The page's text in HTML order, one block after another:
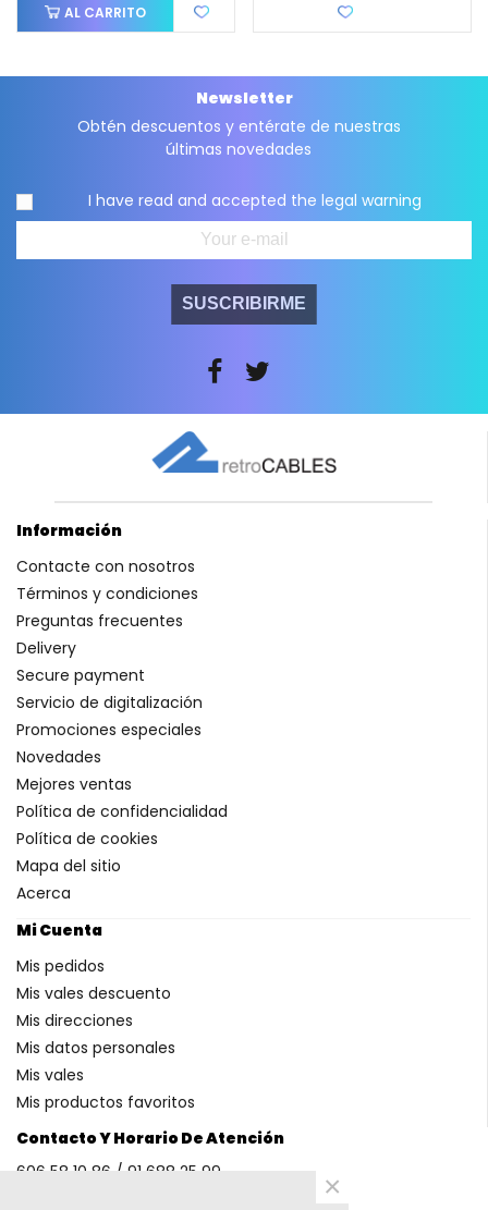
AL CARRITO
Newsletter
Obtén descuentos y entérate de nuestras
últimas novedades
I have read and accepted the legal warning
SUSCRIBIRME
Contacto Y Horario De Atención
606 58 10 86 / 91 688 25 99
Información
Contacte con nosotros
Términos y condiciones
Preguntas frecuentes
Delivery
Secure payment
Servicio de digitalización
Promociones especiales
Novedades
Mejores ventas
Política de confidencialidad
Política de cookies
Mapa del sitio
Acerca
Mi Cuenta
Mis pedidos
Mis vales descuento
Mis direcciones
Mis datos personales
Mis vales
Mis productos favoritos
×